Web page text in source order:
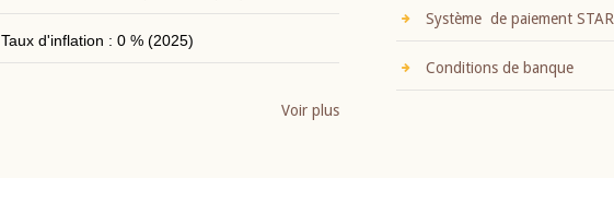
Taux d'inflation : 0 % (2025)
Voir plus
Système de paiement STAR
Conditions de banque